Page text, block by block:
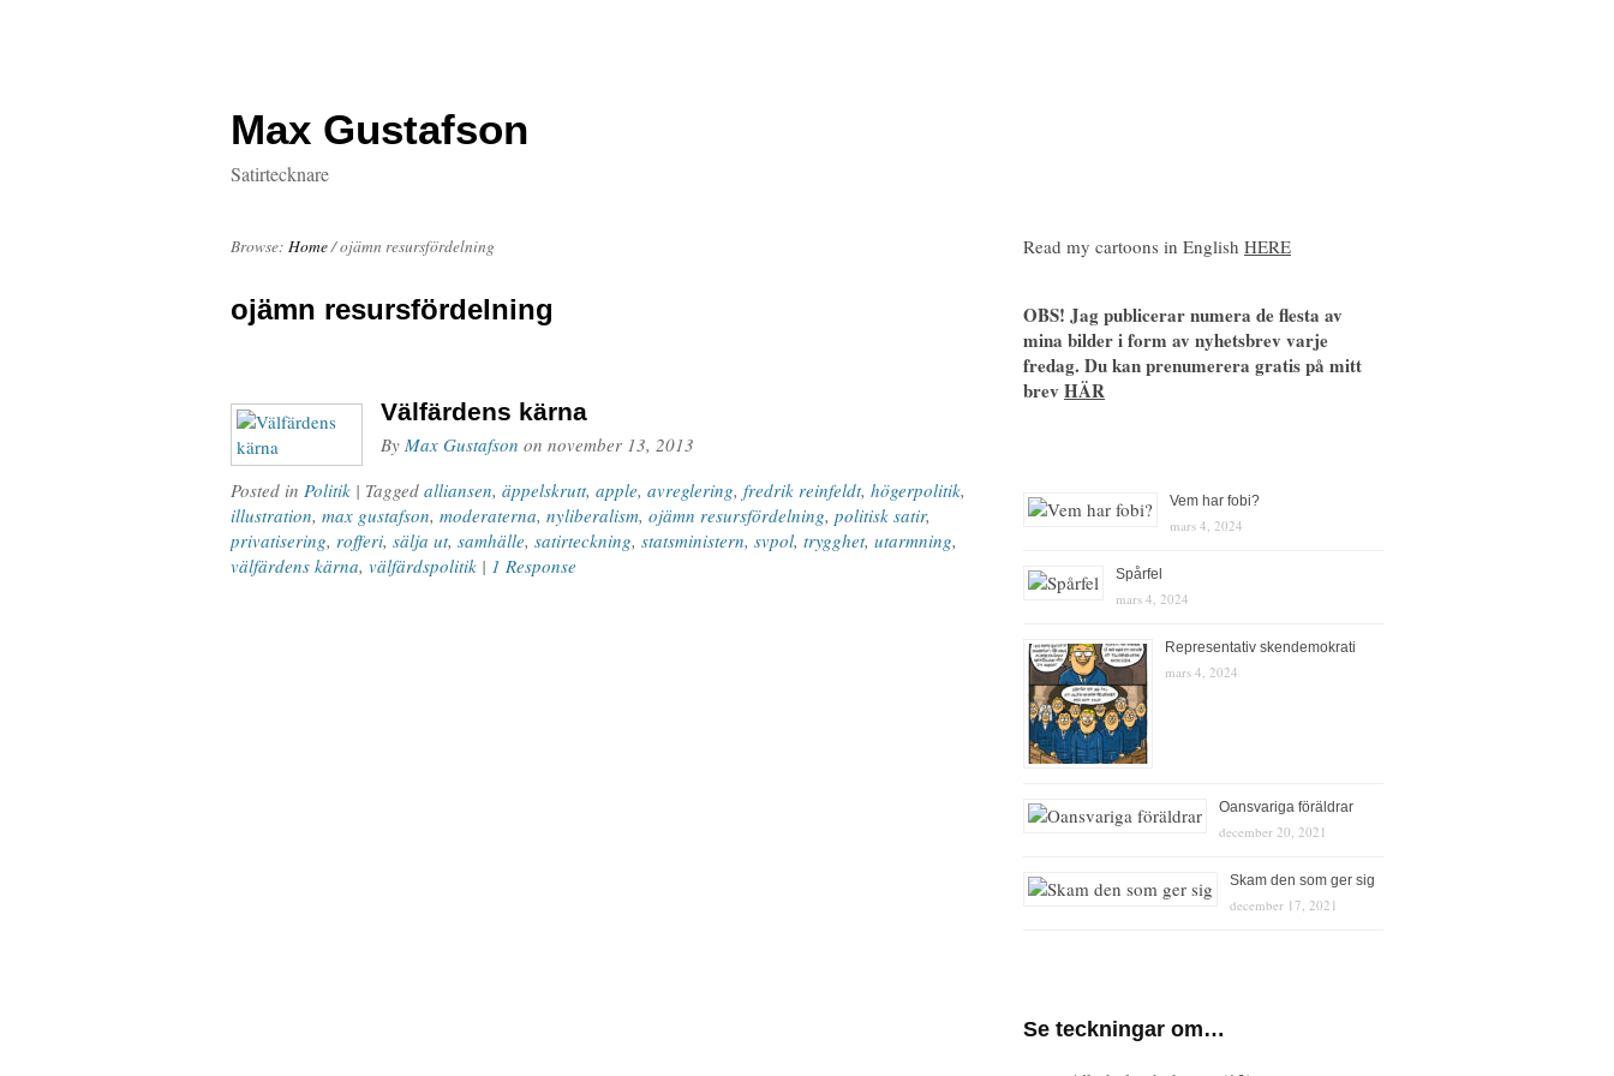
Max Gustafson
Satirtecknare
Browse: Home/ojämn resursfördelning
ojämn resursfördelning
Välfärdens kärna
By Max Gustafson on november 13, 2013
Posted in Politik | Tagged alliansen, äppelskrutt, apple, avreglering, fredrik reinfeldt, högerpolitik,
illustration, max gustafson, moderaterna, nyliberalism, ojämn resursfördelning, politisk satir,
privatisering, rofferi, sälja ut, samhälle, satirteckning, statsministern, svpol, trygghet, utarmning,
välfärdens kärna, välfärdspolitik | 1 Response
Read my cartoons in English HERE
OBS! Jag publicerar numera de flesta av
mina bilder i form av nyhetsbrev varje
fredag. Du kan prenumerera gratis på mitt
brev HÄR
Vem har fobi?
mars 4, 2024
Spårfel
mars 4, 2024
Representativ skendemokrati
mars 4, 2024
Oansvariga föräldrar
december 20, 2021
Skam den som ger sig
december 17, 2021
Se teckningar om…